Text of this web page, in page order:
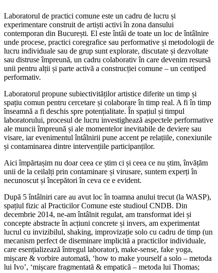
Laboratorul de practici comune este un cadru de lucru și
experimentare construit de artiști activi în zona dansului
contemporan din București. El este întâi de toate un loc de întâlnire
unde procese, practici coregrafice sau performative și metodologii de
lucru individuale sau de grup sunt explorate, discutate și dezvoltate
sau distruse împreună, un cadru colaborativ în care devenim resursă
unii pentru alții și parte activă a construcției comune – un centiped
performativ.
Laboratorul propune subiectivităților artistice diferite un timp și
spațiu comun pentru cercetare și colaborare în timp real. A fi în timp
înseamnă a fi deschis spre potențialitate. În spațiul și timpul
laboratorului, procesul de lucru investighează aspectele performative
ale muncii împreună și ale momentelor inevitabile de deviere sau
visare, iar evenimentul întâlnirii pune accent pe relațiile, conexiunile
și contaminarea dintre intervențiile participanților.
Aici împărtașim nu doar ceea ce știm ci și ceea ce nu știm, învățăm
unii de la ceilalți prin contaminare și virusare, suntem experți în
necunoscut și începători în ceva ce e evident.
După 5 întâlniri care au avut loc în toamna anului trecut (la WASP),
spațiul fizic al Practicilor Comune este studioul CNDB. Din
decembrie 2014, ne-am întâlnit regulat, am transformat idei și
concepte abstracte în acțiuni concrete și invers, am experimentat
lucrul cu invizibilul, shaking, improvizație solo cu cadru de timp (un
mecanism perfect de diseminare implicită a practicilor individuale,
care esențializează întregul laborator), make-sense, fake yoga,
mișcare & vorbire automată, ‘how to make yourself a solo – metoda
lui Ivo’, ‘mișcare fragmentată & empatică – metoda lui Thomas;